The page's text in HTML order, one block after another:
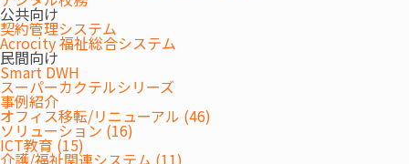
公共向け
契約管理システム
Acrocity 福祉総合システム
民間向け
Smart DWH
スーパーカクテルシリーズ
事例紹介
オフィス移転/リニューアル (46)
ソリューション (16)
ICT教育 (15)
介護/福祉関連システム (11)
対象
※競合にあたる企業様はお申込みをお断りさせ
聴講
無料/YouTubeにて配信 お申込み締め切り:9月
25日（木）12:00まで